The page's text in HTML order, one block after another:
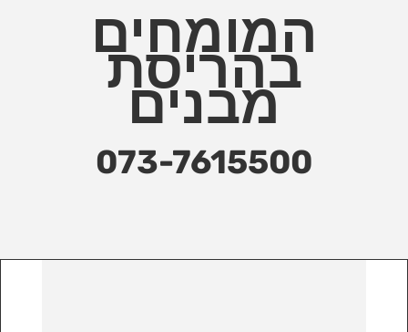
המומחים
בהריסת
מבנים
073-7615500